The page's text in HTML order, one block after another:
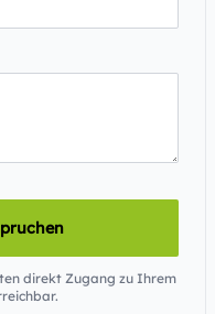
direkt Zugang zu Ihrem